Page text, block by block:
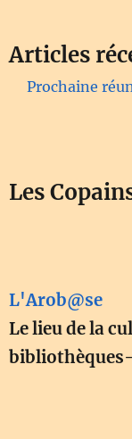
Articles
Prochaine
Les
L'Arob@se
Le lieu de la